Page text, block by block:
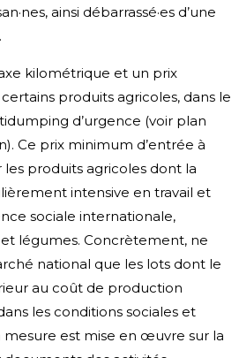
ainsi débarrassé·es d’une
kilométrique et un prix
produits agricoles, dans le
d’urgence (voir plan
Ce prix minimum d’entrée à
produits agricoles dont la
intensive en travail et
sociale internationale,
légumes. Concrètement, ne
national que les lots dont le
au coût de production
les conditions sociales et
mesure est mise en œuvre sur la